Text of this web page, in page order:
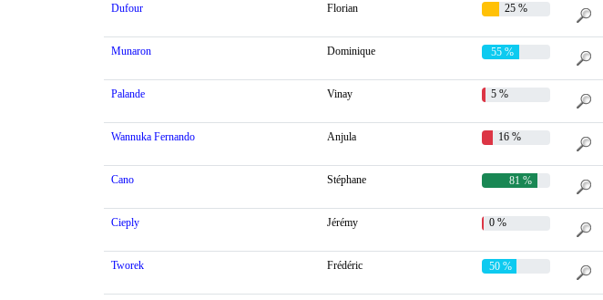
Dufour Florian 25 %
Munaron Dominique 55 %
Palande Vinay 5 %
Wannuka Fernando Anjula 16 %
Cano Stéphane 81 %
Cieply Jérémy 0 %
Tworek Frédéric 50 %